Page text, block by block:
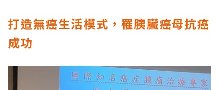
打造無癌生活模式，罹胰臟癌母抗癌
成功